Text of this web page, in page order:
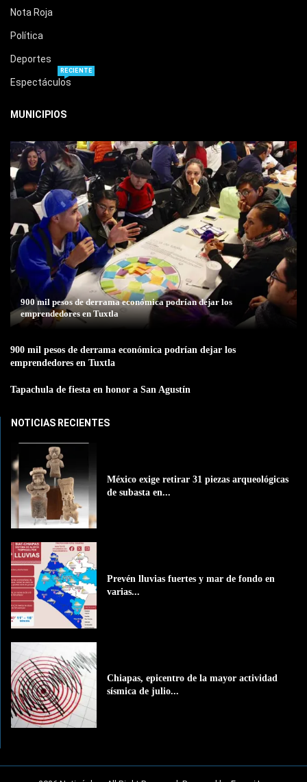
Nota Roja
Política
Deportes
Espectáculos
RECIENTE
MUNICIPIOS
900 mil pesos de derrama económica podrían dejar los
emprendedores en Tuxtla
900 mil pesos de derrama económica podrían dejar los
emprendedores en Tuxtla
Tapachula de fiesta en honor a San Agustín
NOTICIAS RECIENTES
México exige retirar 31 piezas arqueológicas
de subasta en...
Prevén lluvias fuertes y mar de fondo en
varias...
Chiapas, epicentro de la mayor actividad
sísmica de julio...